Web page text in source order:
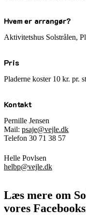
Hvem er arrangør?
Aktivitetshus Solstrålen,
Pris
Pladerne koster 10 kr. pr.
Kontakt
Pernille Jensen
Mail: psaje@vejle.dk
Telefon 30 71 38 57
Helle Povlsen
helbp@vejle.dk
Læs mere om
vores